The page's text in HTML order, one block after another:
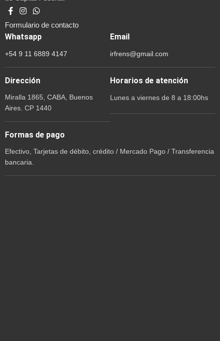
Formulario de contacto
Whatsapp
+54 9 11 6889 4147
Email
irfrens@gmail.com
Dirección
Miralla 1865, CABA, Buenos
Aires. CP 1440
Horarios de atención
Lunes a viernes de 8 a 18:00hs
Formas de pago
Efectivo, Tarjetas de débito, crédito / Mercado Pago / Transferencia
bancaria.